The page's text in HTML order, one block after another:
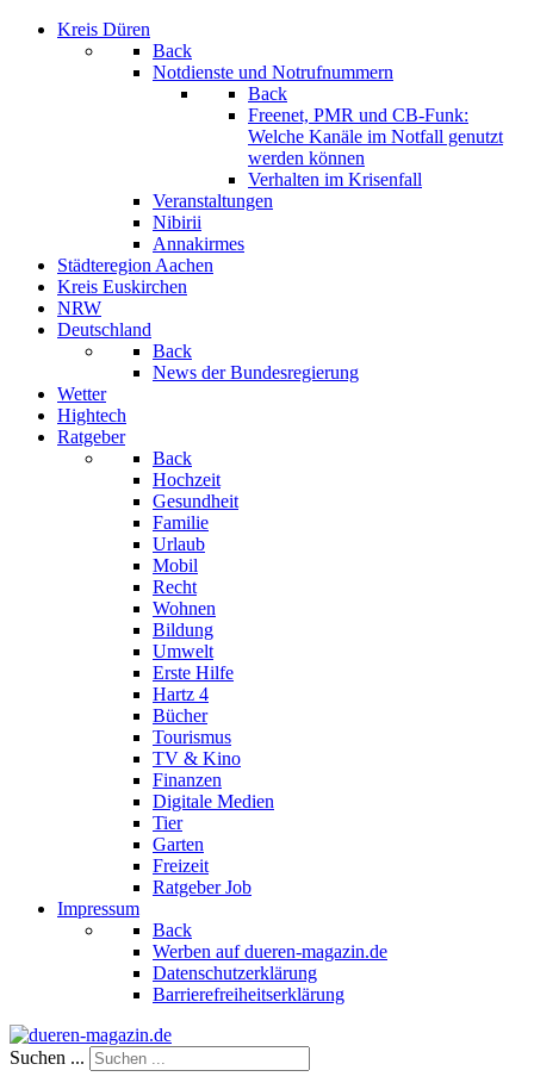
Kreis Düren
Back
Notdienste und Notrufnummern
Back
Freenet, PMR und CB-Funk:
Welche Kanäle im Notfall genutzt
werden können
Verhalten im Krisenfall
Veranstaltungen
Nibirii
Annakirmes
Städteregion Aachen
Kreis Euskirchen
NRW
Deutschland
Back
News der Bundesregierung
Wetter
Hightech
Ratgeber
Back
Hochzeit
Gesundheit
Familie
Urlaub
Mobil
Recht
Wohnen
Bildung
Umwelt
Erste Hilfe
Hartz 4
Bücher
Tourismus
TV & Kino
Finanzen
Digitale Medien
Tier
Garten
Freizeit
Ratgeber Job
Impressum
Back
Werben auf dueren-magazin.de
Datenschutzerklärung
Barrierefreiheitserklärung
Suchen ...